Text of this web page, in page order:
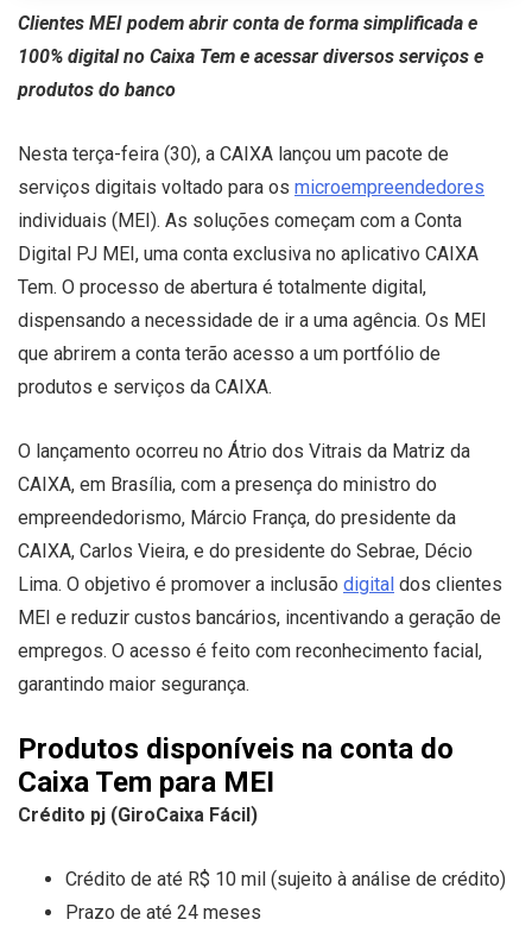
Clientes MEI podem abrir conta de forma simplificada e
100% digital no Caixa Tem e acessar diversos serviços e
produtos do banco
Nesta terça-feira (30), a CAIXA lançou um pacote de
serviços digitais voltado para os microempreendedores
individuais (MEI). As soluções começam com a Conta
Digital PJ MEI, uma conta exclusiva no aplicativo CAIXA
Tem. O processo de abertura é totalmente digital,
dispensando a necessidade de ir a uma agência. Os MEI
que abrirem a conta terão acesso a um portfólio de
produtos e serviços da CAIXA.
O lançamento ocorreu no Átrio dos Vitrais da Matriz da
CAIXA, em Brasília, com a presença do ministro do
empreendedorismo, Márcio França, do presidente da
CAIXA, Carlos Vieira, e do presidente do Sebrae, Décio
Lima. O objetivo é promover a inclusão digital dos clientes
MEI e reduzir custos bancários, incentivando a geração de
empregos. O acesso é feito com reconhecimento facial,
garantindo maior segurança.
Produtos disponíveis na conta do
Caixa Tem para MEI
Crédito pj (GiroCaixa Fácil)
Crédito de até R$ 10 mil (sujeito à análise de crédito)
Prazo de até 24 meses